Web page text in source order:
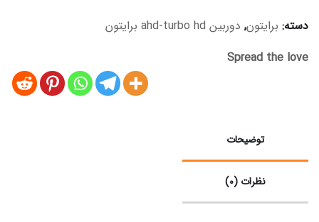
دسته: برایتون, دوربین ahd-turbo hd برایتون
Spread the love
توضیحات
نظرات (0)